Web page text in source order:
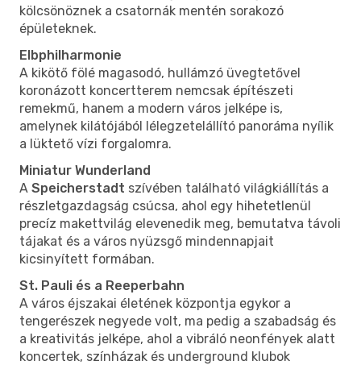
kölcsönöznek a csatornák mentén sorakozó
épületeknek.
Elbphilharmonie
A kikötő fölé magasodó, hullámzó üvegtetővel
koronázott koncertterem nemcsak építészeti
remekmű, hanem a modern város jelképe is,
amelynek kilátójából lélegzetelállító panoráma nyílik
a lüktető vízi forgalomra.
Miniatur Wunderland
A Speicherstadt szívében található világkiállítás a
részletgazdagság csúcsa, ahol egy hihetetlenül
precíz makettvilág elevenedik meg, bemutatva távoli
tájakat és a város nyüzsgő mindennapjait
kicsinyített formában.
St. Pauli és a Reeperbahn
A város éjszakai életének központja egykor a
tengerészek negyede volt, ma pedig a szabadság és
a kreativitás jelképe, ahol a vibráló neonfények alatt
koncertek, színházak és underground klubok